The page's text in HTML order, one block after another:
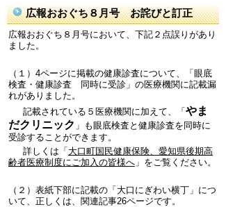
広報おおぐち８月号 お詫びと訂正
広報おおぐち８月号において、下記２点誤りがあり
ました。
（１）4ページに掲載の健康診査について、「眼底
検査・健康診査 同時に受診」の医療機関に記載漏
れがありました。
記載されている５医療機関に加えて、「 やま
だクリニック 」も眼底検査と健康診査を同時に
受診することができます。
詳しくは「 大口町国民健康保険、愛知県後期高
齢者医療制度にご加入の皆様へ 」をご覧ください。
（２）表紙下部に記載の「大口にぎわい横丁」につ
いて、正しくは、関連記事26ページです。